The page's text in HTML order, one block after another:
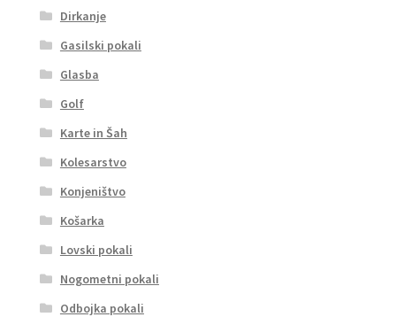
Dirkanje
Gasilski pokali
Glasba
Golf
Karte in Šah
Kolesarstvo
Konjeništvo
Košarka
Lovski pokali
Nogometni pokali
Odbojka pokali